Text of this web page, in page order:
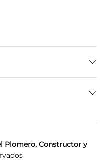
Plomero, Constructor y